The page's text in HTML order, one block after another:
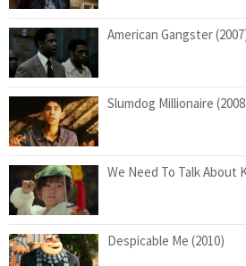
American Gangster
Slumdog Millionaire
We Need To Talk About
Despicable Me (2010)